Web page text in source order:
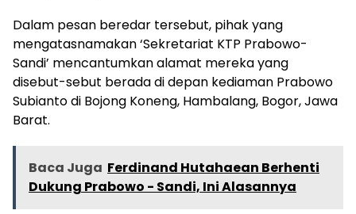
Dalam pesan beredar tersebut, pihak yang
mengatasnamakan ‘Sekretariat KTP Prabowo-
Sandi’ mencantumkan alamat mereka yang
disebut-sebut berada di depan kediaman Prabowo
Subianto di Bojong Koneng, Hambalang, Bogor, Jawa
Barat.
Baca Juga Ferdinand Hutahaean Berhenti
Dukung Prabowo - Sandi, Ini Alasannya